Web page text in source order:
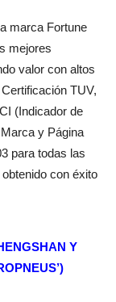
marca Fortune
mejores
valor con altos
TUV,
(Indicador de
y Página
para todas las
con éxito
Y